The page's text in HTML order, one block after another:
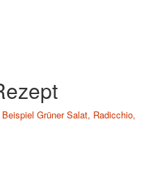
Grüner Salat, Radicchio,